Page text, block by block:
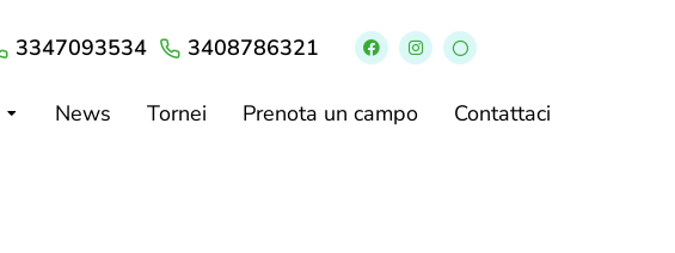
3347093534 3408786321
News Tornei Prenota un campo Contattaci